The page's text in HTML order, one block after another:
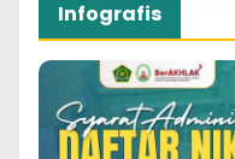
Infografis